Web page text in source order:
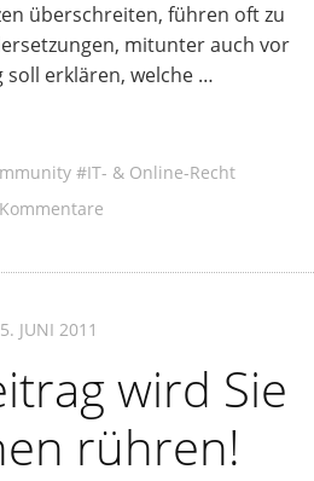
überschreiten, führen oft zu
mitunter auch vor
soll erklären, welche …
IT- & Online-Recht
JUNI 2011
wird Sie
rühren!